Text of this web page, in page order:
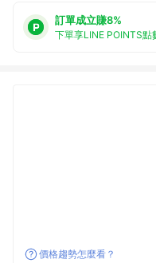
訂單成立賺8%
下單享LINE POINTS點
價格趨勢怎麼看？